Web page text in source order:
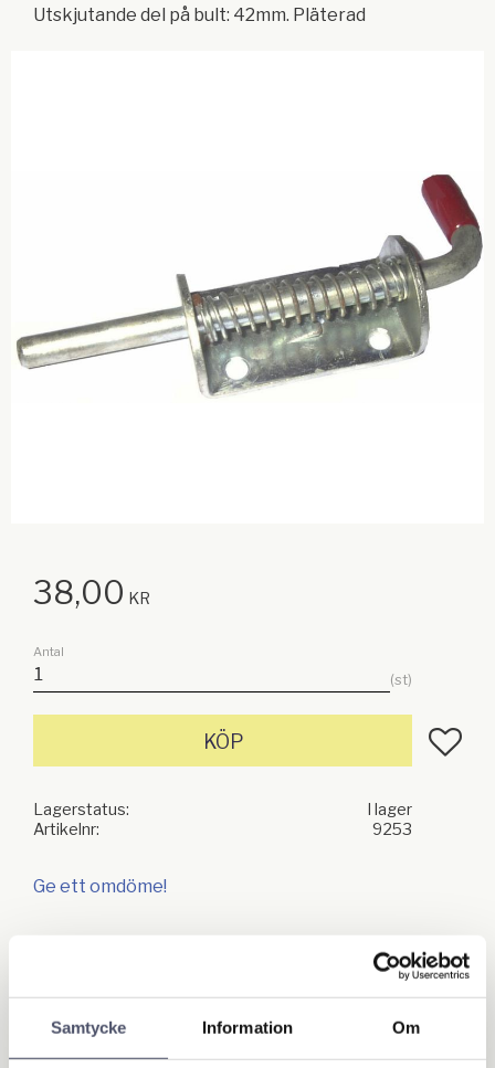
Samtycke Information Om
Utskjutande del på bult: 42mm. Pläterad
38,00 KR
Antal
st
KÖP Lägg
Lagerstatus
I lager
Artikelnr
9253
Ge ett omdöme!